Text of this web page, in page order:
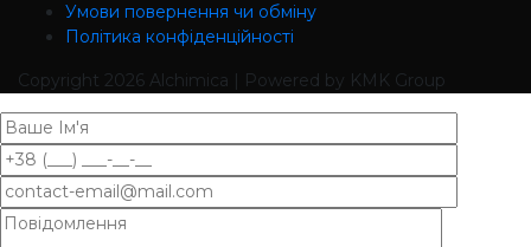
Умови повернення чи обміну
Політика конфіденційності
Copyright 2026 Alchimica | Powered by KMK Group